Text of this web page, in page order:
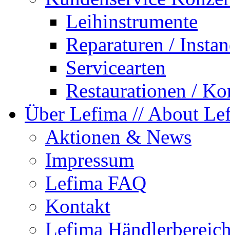
Leihinstrumente
Reparaturen /
Servicearten
Restaurationen /
Über Lefima // About
Aktionen & News
Impressum
Lefima FAQ
Kontakt
Lefima